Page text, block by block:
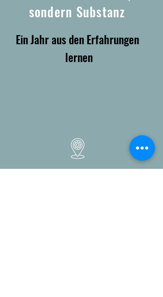
sondern Substanz
Ein Jahr aus den Erfahrungen
lernen